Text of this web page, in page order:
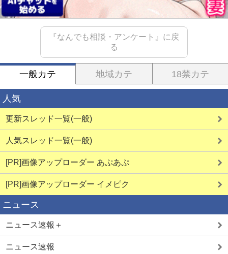
『なんでも相談・アンケート』に戻
る
一般カテ 地域カテ 18禁カテ
人気
更新スレッド一覧(一般)
人気スレッド一覧(一般)
[PR]画像アップローダー あぷあぷ
[PR]画像アップローダー イメピク
ニュース
ニュース速報＋
ニュース速報